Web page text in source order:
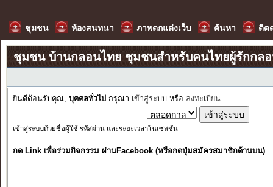
ชุมชน ห้องสนทนา ภาพตกแต่งเว็บ ค้นหา ติด
ชุมชน บ้านกลอนไทย ชุมชนสำหรับคนไทยผู้รักกล
ยินดีต้อนรับคุณ, บุคคลทั่วไป กรุณา เข้าสู่ระบบ หรือ ลงทะเบียน
เข้าสู่ระบบด้วยชื่อผู้ใช้ รหัสผ่าน และระยะเวลาในเซสชั่น
กด Link เพื่อร่วมกิจกรรม ผ่านFacebook (หรือกดปุ่มสมัครสมาชิกด้านบน)